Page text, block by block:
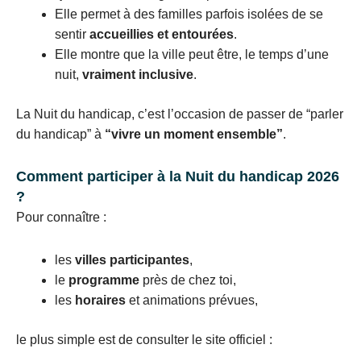
Elle permet à des familles parfois isolées de se
sentir accueillies et entourées.
Elle montre que la ville peut être, le temps d’une
nuit, vraiment inclusive.
La Nuit du handicap, c’est l’occasion de passer de “parler
du handicap” à “vivre un moment ensemble”.
Comment participer à la Nuit du handicap 2026
?
Pour connaître :
les villes participantes,
le programme près de chez toi,
les horaires et animations prévues,
le plus simple est de consulter le site officiel :